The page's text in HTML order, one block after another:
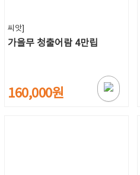
씨앗]
가을무 청출어람 4만립
160,000원